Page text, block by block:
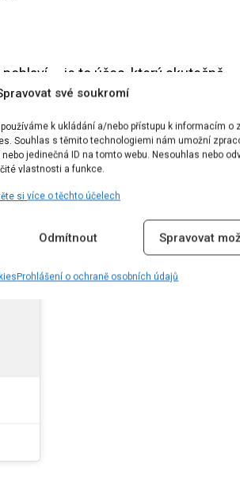
své soukromí
k ukládání a/nebo přístupu k informacím o
Souhlas s těmito technologiemi nám umožní
jedinečná ID na tomto webu. Nesouhlas nebo
vlastnosti a funkce.
si více o těchto účelech
Odmítnout Spravovat
Prohlášení o ochraně osobních údajů
– je to účes, který skutečně
něco nového. Tomuto trendu už
Bieber.